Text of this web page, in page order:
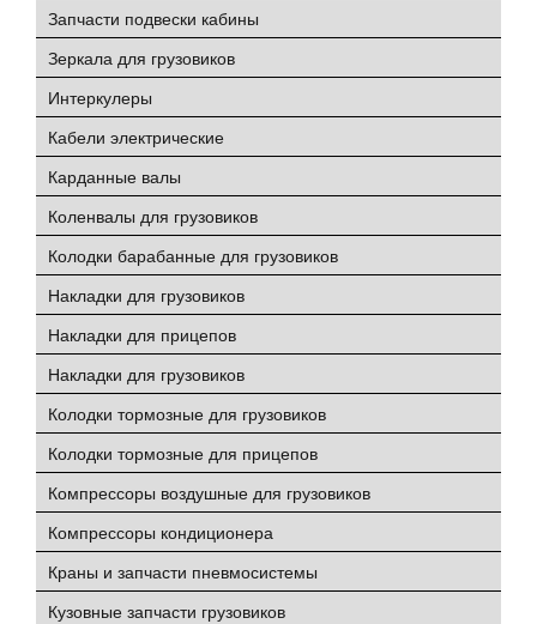
Запчасти подвески кабины
Зеркала для грузовиков
Интеркулеры
Кабели электрические
Карданные валы
Коленвалы для грузовиков
Колодки барабанные для грузовиков
Накладки для грузовиков
Накладки для прицепов
Накладки для грузовиков
Колодки тормозные для грузовиков
Колодки тормозные для прицепов
Компрессоры воздушные для грузовиков
Компрессоры кондиционера
Краны и запчасти пневмосистемы
Кузовные запчасти грузовиков